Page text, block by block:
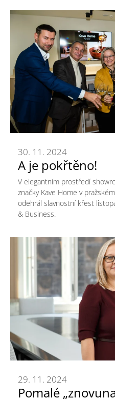
A je pokřtěno!
30. 11. 2024
V elegantním prostředí
značky Kave Home v
odehrál slavnostní křest
& Business.
Pomalé
29. 11. 2024